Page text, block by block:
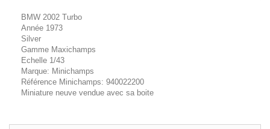
BMW 2002 Turbo
Année 1973
Silver
Gamme Maxichamps
Echelle 1/43
Marque: Minichamps
Référence Minichamps: 940022200
Miniature neuve vendue avec sa boite